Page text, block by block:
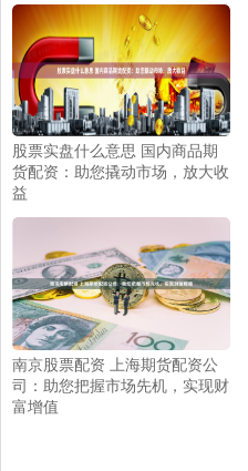
股票实盘什么意思 国内商品期
货配资：助您撬动市场，放大收
益
南京股票配资 上海期货配资公
司：助您把握市场先机，实现财
富增值